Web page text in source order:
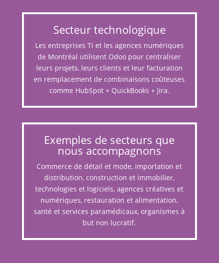
Secteur technologique
Les entreprises TI et les agences numériques
de Montréal utilisent Odoo pour centraliser
leurs projets, leurs clients et leur facturation
en remplacement de combinaisons coûteuses
comme HubSpot + QuickBooks + Jira.
Exemples de secteurs que
nous accompagnons
Commerce de détail et mode, importation et
distribution, construction et immobilier,
technologies et logiciels, agences créatives et
numériques, restauration et alimentation,
santé et services paramédicaux, organismes à
but non lucratif.